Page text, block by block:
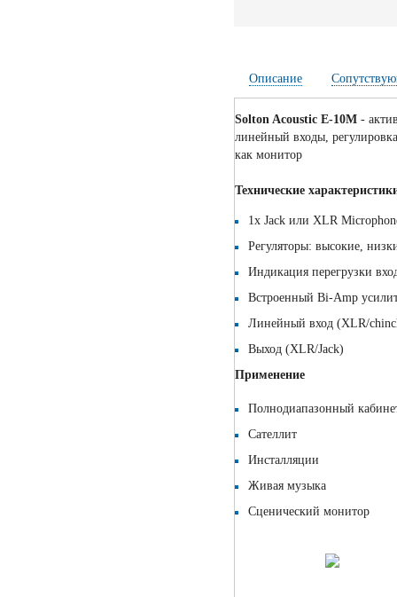
Описание
Solton Acoustic E-10M-
линейный входы,
как монитор
Технические
1x Jack или XLR
Регуляторы: высокие,
Индикация перегрузки
Встроенный Bi-Amp
Линейный вход (XLR/
Выход (XLR/Jack)
Применение
Полнодиапазонный
Сателлит
Инсталляции
Живая музыка
Сценический монитор